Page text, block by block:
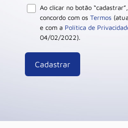
Ao clicar no botão
concordo com os Termos
e com a Política de
04/02/2022).